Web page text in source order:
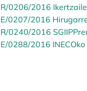
R/0206/2016
E/0207/2016
R/0240/2016
E/0288/2016